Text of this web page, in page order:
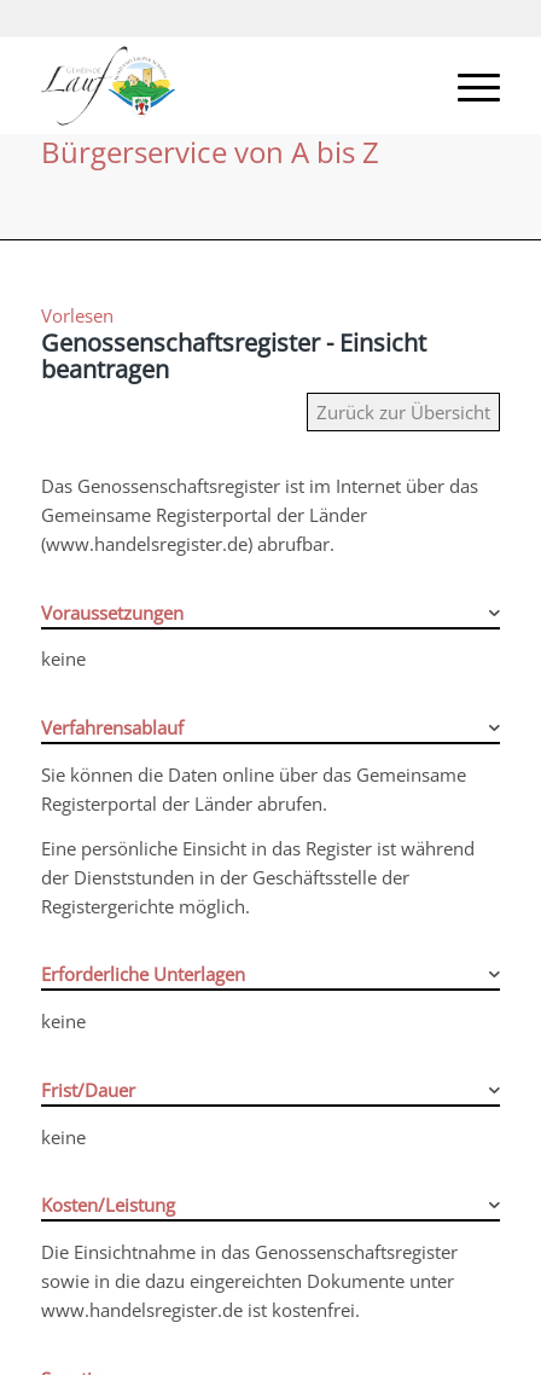
Bürgerservice von A bis Z
Vorlesen
Genossenschaftsregister - Einsicht
beantragen
Zurück zur Übersicht
Das Genossenschaftsregister ist im Internet über das
Gemeinsame Registerportal der Länder
(www.handelsregister.de)abrufbar.
Voraussetzungen
keine
Verfahrensablauf
Sie können die Daten online über das Gemeinsame
Registerportal der Länder abrufen.
Eine persönliche Einsicht in das Register ist während
der Dienststunden in der Geschäftsstelle der
Registergerichte möglich.
Erforderliche Unterlagen
keine
Frist/Dauer
keine
Kosten/Leistung
Die Einsichtnahme in das Genossenschaftsregister
sowie in die dazu eingereichten Dokumente unter
www.handelsregister.de ist kostenfrei.